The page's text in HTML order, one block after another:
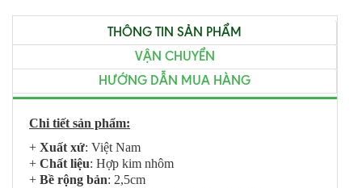
THÔNG TIN SẢN PHẨM
VẬN CHUYỂN
HƯỚNG DẪN MUA HÀNG
Chi tiết sản phẩm:
+ Xuất xứ: Việt Nam
+ Chất liệu: Hợp kim nhôm
+ Bề rộng bản: 2,5cm